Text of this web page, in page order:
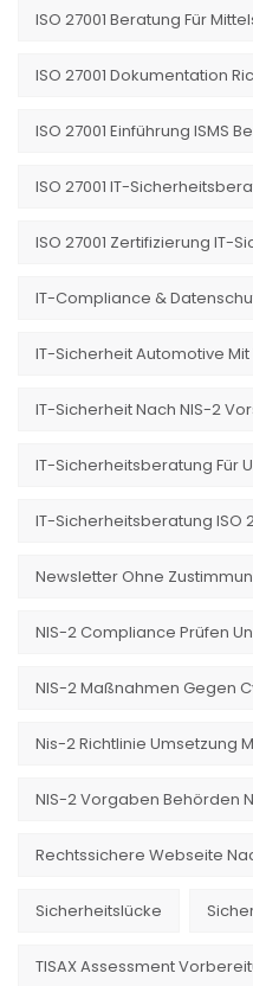
ISO 27001 Beratung Für
ISO 27001 Dokumentation
ISO 27001 Einführung ISMS
ISO 27001 IT-
ISO 27001 Zertifizierung IT-
IT-Compliance &
IT-Sicherheit Automotive Mit
IT-Sicherheit Nach NIS-2
IT-Sicherheitsberatung Für
IT-Sicherheitsberatung ISO
Newsletter Ohne
NIS-2 Compliance Prüfen
NIS-2 Maßnahmen Gegen
Nis-2 Richtlinie Umsetzung
NIS-2 Vorgaben Behörden
Rechtssichere Webseite
Sicherheitslücke
TISAX Assessment